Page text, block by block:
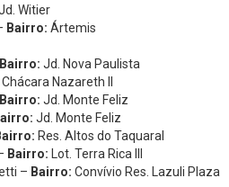
Witier
Bairro: Ártemis
Bairro: Jd. Nova Paulista
Chácara Nazareth II
Bairro: Jd. Monte Feliz
Jd. Monte Feliz
Res. Altos do Taquaral
Bairro: Lot. Terra Rica III
– Bairro: Convívio Res. Lazuli Plaza